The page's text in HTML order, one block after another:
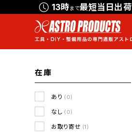
13時まで最短当日出荷
在庫
あり (0)
なし (0)
お取り寄せ (1)